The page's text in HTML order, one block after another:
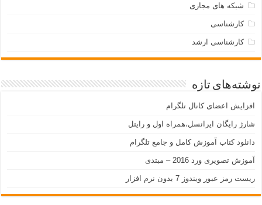
شبکه های مجازی
کارشناسی
کارشناسی ارشد
نوشته‌های تازه
افزایش اعضای کانال تلگرام
شارژ رایگان ایرانسل،همراه اول و رایتل
دانلود کتاب آموزش کامل و جامع تلگرام
آموزش تصویری ورد 2016 – مبتدی
ریست رمز عبور ویندوز 7 بدون نرم افزار